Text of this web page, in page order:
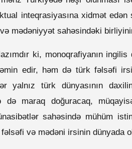
inteqrasiyasına xidmət
mədəniyyət sahəsindəki
ki, monoqrafiyanın
edir, həm də türk fəlsəfi
yalnız türk dünyasının
də maraq doğuracaq,
sahəsində mühüm
fəlsəfi və mədəni irsinin dünyada